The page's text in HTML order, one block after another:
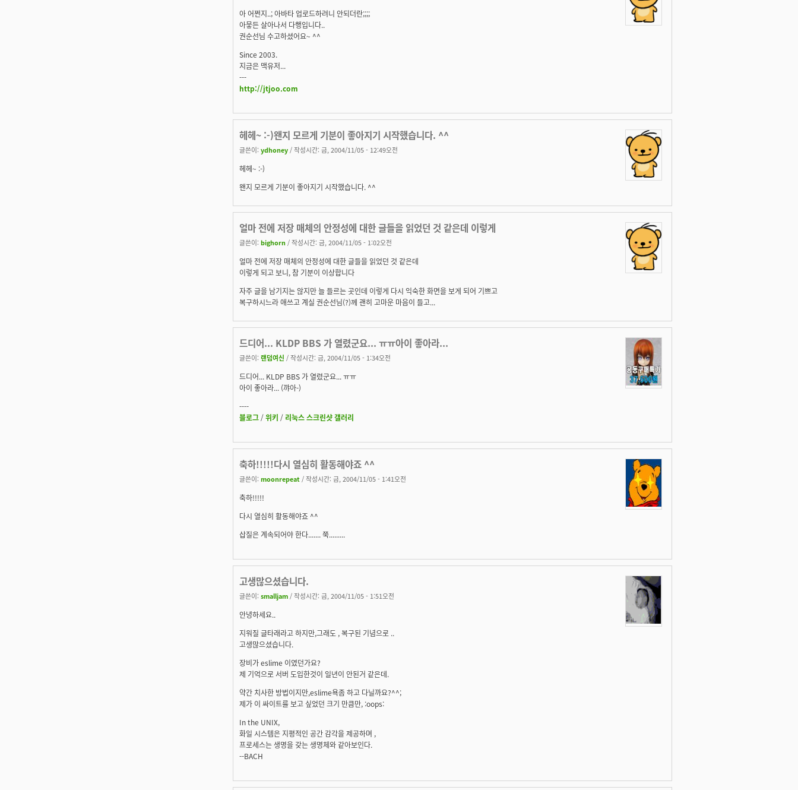
아 어쩐지..; 아바타 업로드하려니 안되더란;;;;
아뭏든 살아나서 다행입니다..
권순선님 수고하셨어요~ ^^
Since 2003.
지금은 맥유저...
---
http://jtjoo.com
헤헤~ :-)왠지 모르게 기분이 좋아지기 시작했습니다. ^^
글쓴이: ydhoney / 작성시간: 금, 2004/11/05 - 12:49오전
헤헤~ :-)
왠지 모르게 기분이 좋아지기 시작했습니다. ^^
얼마 전에 저장 매체의 안정성에 대한 글들을 읽었던 것 같은데 이렇게
글쓴이: bighorn / 작성시간: 금, 2004/11/05 - 1:02오전
얼마 전에 저장 매체의 안정성에 대한 글들을 읽었던 것 같은데
이렇게 되고 보니, 참 기분이 이상합니다
자주 글을 남기지는 않지만 늘 들르는 곳인데 이렇게 다시 익숙한 화면을 보게 되어 기쁘고
복구하시느라 애쓰고 계실 권순선님(?)께 괜히 고마운 마음이 들고...
드디어... KLDP BBS 가 열렸군요... ㅠㅠ아이 좋아라...
글쓴이: 랜덤여신 / 작성시간: 금, 2004/11/05 - 1:34오전
드디어... KLDP BBS 가 열렸군요... ㅠㅠ
아이 좋아라... (꺄아-)
----
블로그 /위키 / 리눅스 스크린샷 갤러리
축하!!!!!다시 열심히 활동해야죠 ^^
글쓴이: moonrepeat / 작성시간: 금, 2004/11/05 - 1:41오전
축하!!!!!
다시 열심히 활동해야죠 ^^
삽질은 계속되어야 한다....... 쭉.........
고생많으셨습니다.
글쓴이: smalljam / 작성시간: 금, 2004/11/05 - 1:51오전
안녕하세요..
지워질 글타래라고 하지만,그래도 , 복구된 기념으로 ..
고생많으셨습니다.
장비가 eslime 이였던가요?
제 기억으로 서버 도입한것이 일년이 안된거 같은데.
약간 치사한 방법이지만,eslime욕좀 하고 다닐까요?^^;
제가 이 싸이트를 보고 싶었던 크기 만큼만, :oops:
In the UNIX,
화일 시스템은 지평적인 공간 감각을 제공하며 ,
프로세스는 생명을 갖는 생명체와 같아보인다.
--BACH